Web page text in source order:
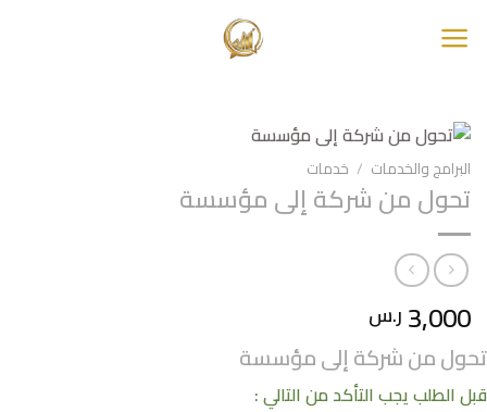
للمحتوى
البرامج والخدمات / خدمات
تحول من شركة إلى مؤسسة
3,000 ر.س
تحول من شركة إلى مؤسسة
قبل الطلب يجب التأكد من التالي :